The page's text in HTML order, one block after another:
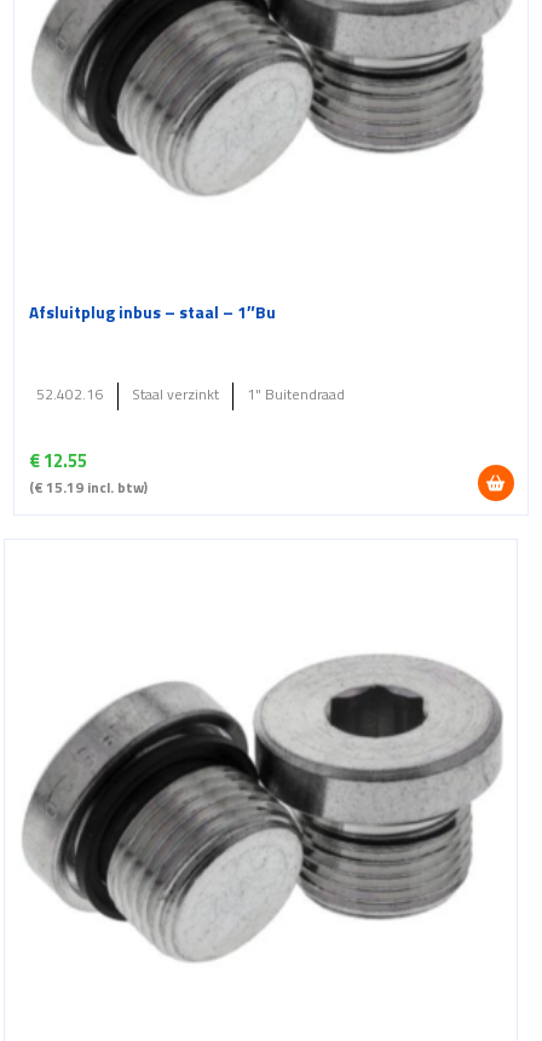
Afsluitplug inbus – staal – 1″Bu
€12.55
(€ 15.19incl. btw)
52.402.16 Staal verzinkt 1" Buitendraad